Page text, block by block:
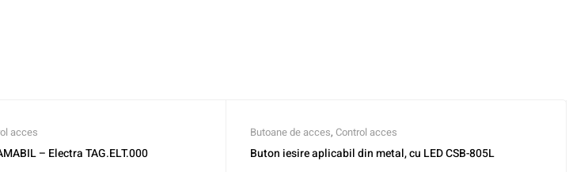
acces
– Electra TAG.ELT.000
Butoane de acces, Control acces
Buton iesire aplicabil din metal, cu LED CSB-805L